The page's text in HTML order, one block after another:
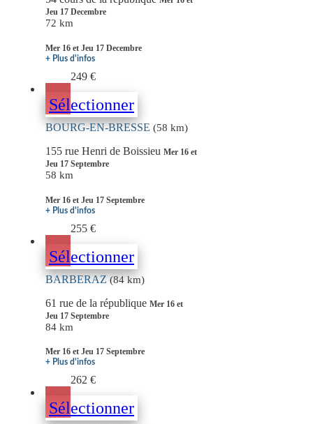
Jeu 17 Decembre
72 km
Mer 16 et Jeu 17 Decembre
+ Plus d'infos
249 €
Sélectionner
BOURG-EN-BRESSE (58 km)
155 rue Henri de Boissieu Mer 16 et
Jeu 17 Septembre
58 km
Mer 16 et Jeu 17 Septembre
+ Plus d'infos
255 €
Sélectionner
BARBERAZ(84 km)
61 rue de la république Mer 16 et
Jeu 17 Septembre
84 km
Mer 16 et Jeu 17 Septembre
+ Plus d'infos
262 €
Sélectionner